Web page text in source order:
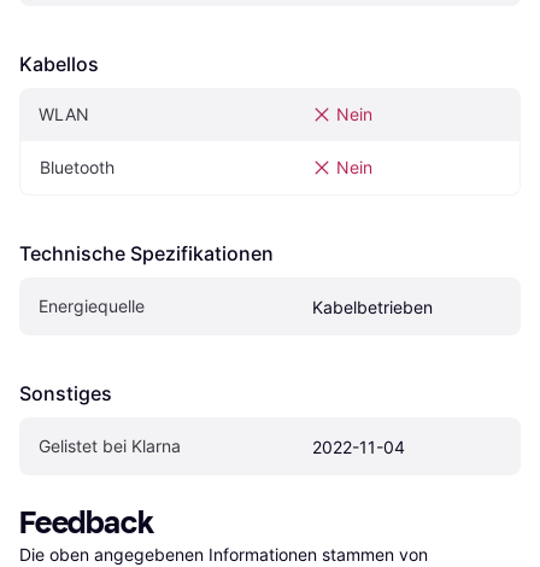
Kabellos
WLAN Nein
Bluetooth Nein
Technische Spezifikationen
Energiequelle Kabelbetrieben
Sonstiges
Gelistet bei Klarna 2022-11-04
Feedback
Die oben angegebenen Informationen stammen von